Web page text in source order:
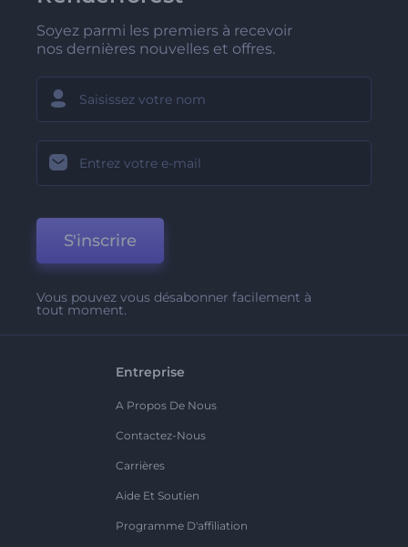
Soyez parmi les premiers à recevoir
nos dernières nouvelles et offres.
S'inscrire
Vous pouvez vous désabonner facilement à
tout moment.
Entreprise
A Propos De Nous
Contactez-Nous
Carrières
Aide Et Soutien
Programme D'affiliation